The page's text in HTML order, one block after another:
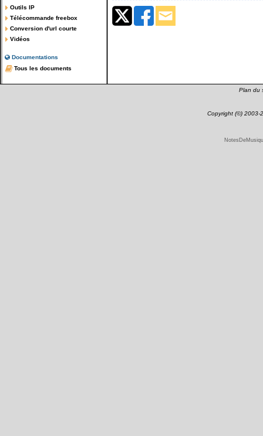
Outils IP
Télécommande freebox
Conversion d'url courte
Vidéos
Documentations
Tous les documents
Plan du
Copyright (©) 2003-